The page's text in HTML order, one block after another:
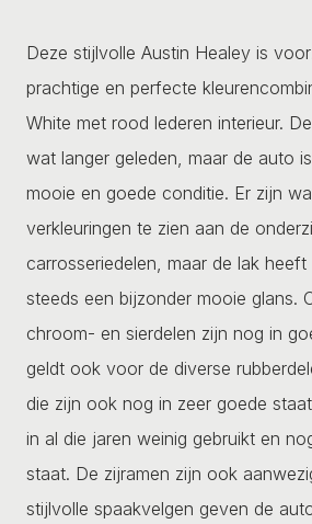
Deze stijlvolle Austin Healey is
prachtige en perfecte
White met rood lederen interieur.
wat langer geleden, maar de auto
mooie en goede conditie. Er zijn
verkleuringen te zien aan de
carrosseriedelen, maar de lak
steeds een bijzonder mooie glans.
chroom- en sierdelen zijn nog in
geldt ook voor de diverse
die zijn ook nog in zeer goede
in al die jaren weinig gebruikt en
staat. De zijramen zijn ook
stijlvolle spaakvelgen geven de